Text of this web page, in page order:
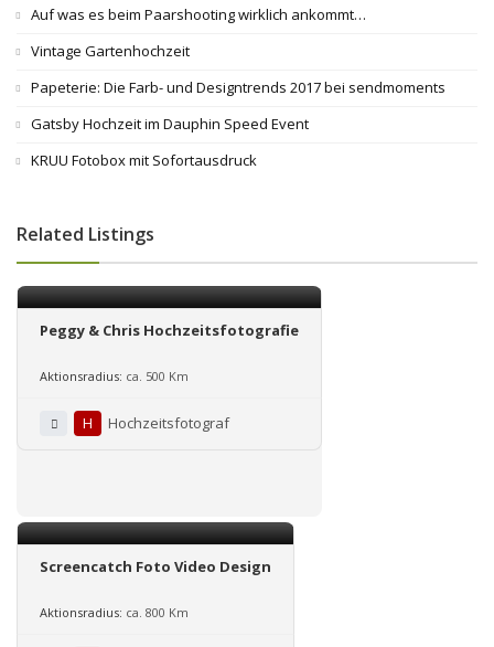
Auf was es beim Paarshooting wirklich ankommt…
Vintage Gartenhochzeit
Papeterie: Die Farb- und Designtrends 2017 bei sendmoments
Gatsby Hochzeit im Dauphin Speed Event
KRUU Fotobox mit Sofortausdruck
Related Listings
Peggy & Chris Hochzeitsfotografie
Aktionsradius: ca. 500 Km
H Hochzeitsfotograf
Screencatch Foto Video Design
Aktionsradius: ca. 800 Km